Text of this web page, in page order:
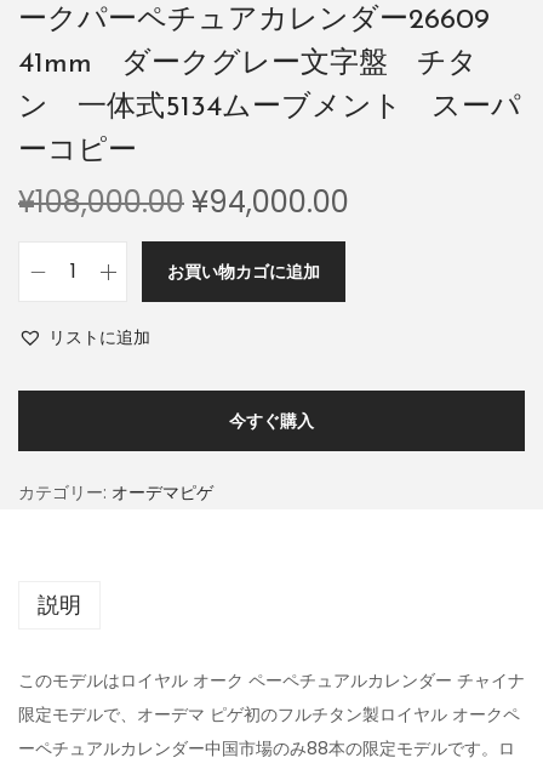
ークパーペチュアカレンダー26609
41mm ダークグレー文字盤 チタ
ン 一体式5134ムーブメント スーパ
ーコピー
¥108,000.00¥94,000.00
お買い物カゴに追加
リストに追加
今すぐ購入
カテゴリー: オーデマピゲ
説明
このモデルはロイヤル オーク ペーペチュアルカレンダー チャイナ
限定モデルで、オーデマ ピゲ初のフルチタン製ロイヤル オークペ
ーペチュアルカレンダー中国市場のみ88本の限定モデルです。ロ